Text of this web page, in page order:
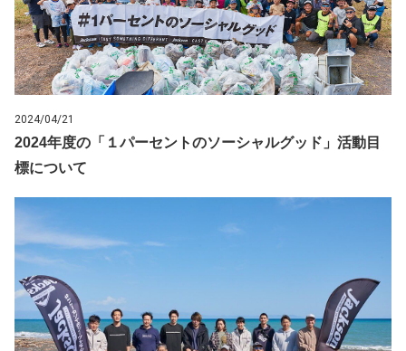
2024/04/21
2024年度の「１パーセントのソーシャルグッド」活動目
標について